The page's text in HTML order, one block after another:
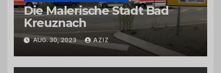
Die Malerische Stadt Bad
Kreuznach
AUG. 30, 2023 AZIZ